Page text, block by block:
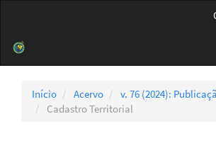
Barra
Início Acervo
v. 76 (2024):
Cadastro Territorial